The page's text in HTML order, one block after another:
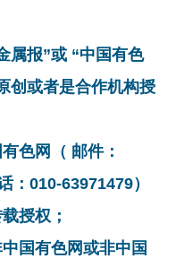
属报”或 “中国有色
创或者是合作机构授
色网（ 邮件：
010-63971479）
授权；
国有色网或非中国